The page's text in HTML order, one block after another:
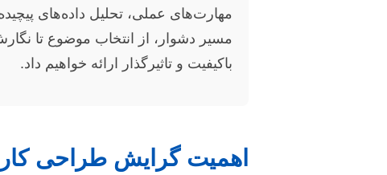
مهارت‌های عملی، تحلیل داده‌های
مسیر دشوار، از انتخاب موضوع تا
باکیفیت و تاثیرگذار ارائه خواهیم داد.
اهمیت گرایش طراحی